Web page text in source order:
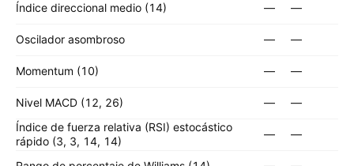
Índice direccional medio (14) — —
Oscilador asombroso — —
Momentum (10) — —
Nivel MACD (12, 26) —
—
Índice de fuerza relativa (RSI) estocástico
rápido (3, 3, 14, 14)
— —